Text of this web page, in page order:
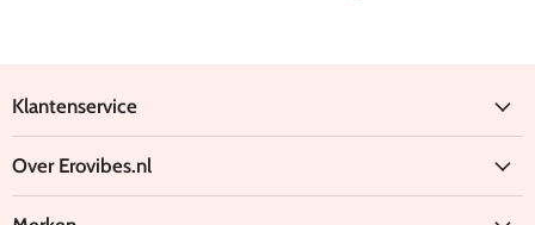
Klantenservice
Over Erovibes.nl